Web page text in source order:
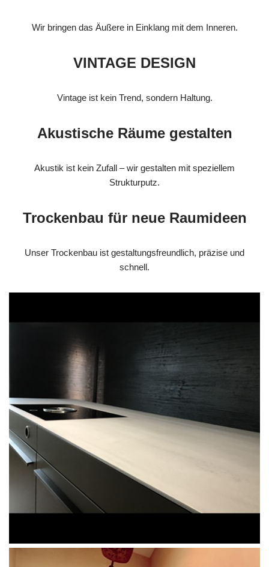
Wir bringen das Äußere in Einklang mit dem Inneren.
VINTAGE DESIGN
Vintage ist kein Trend, sondern Haltung.
Akustische Räume gestalten
Akustik ist kein Zufall – wir gestalten mit speziellem
Strukturputz.
Trockenbau für neue Raumideen
Unser Trockenbau ist gestaltungsfreundlich, präzise und
schnell.